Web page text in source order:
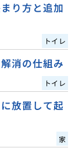
り方と追加
トイレ
消の仕組み
トイレ
放置して起
家